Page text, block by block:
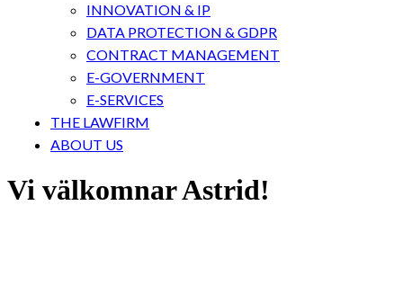
INNOVATION & IP
DATA PROTECTION & GDPR
CONTRACT MANAGEMENT
E-GOVERNMENT
E-SERVICES
THE LAWFIRM
ABOUT US
Vi välkomnar Astrid!